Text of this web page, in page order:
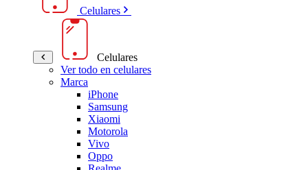
Celulares
Celulares
Ver todo en celulares
Marca
iPhone
Samsung
Xiaomi
Motorola
Vivo
Oppo